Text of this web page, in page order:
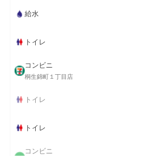
給水
トイレ
コンビニ
桐生錦町１丁目店
トイレ
トイレ
コンビニ